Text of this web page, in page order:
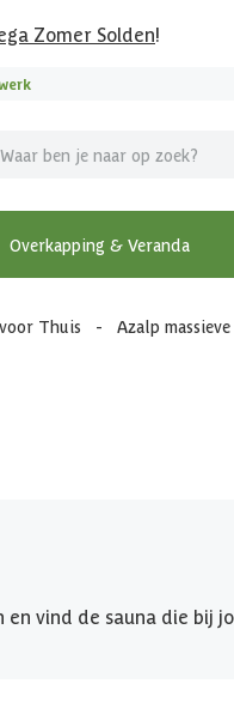
Zomer Solden!
Overkapping & Veranda
Thuis - Azalp
vind de sauna die bij